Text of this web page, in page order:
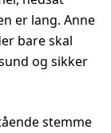
er lang. Anne
bare skal
og sikker
stemme